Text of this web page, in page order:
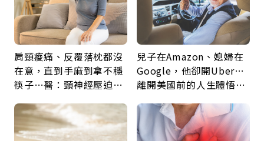
肩頸痠痛、反覆落枕都沒
在意，直到手麻到拿不穩
筷子…醫：頸神經壓迫上
鍵
兒子在Amazon、媳婦在
Google，他卻開Uber…
離開美國前的人生體悟：